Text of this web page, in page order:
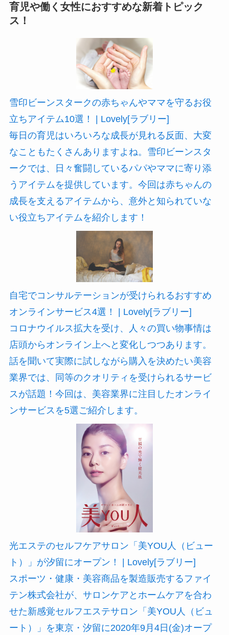
育児や働く女性におすすめな新着トピック
ス！
雪印ビーンスタークの赤ちゃんやママを守るお役
立ちアイテム10選！ | Lovely[ラブリー]
毎日の育児はいろいろな成長が見れる反面、大変
なこともたくさんありますよね。雪印ビーンスタ
ークでは、日々奮闘しているパパやママに寄り添
うアイテムを提供しています。今回は赤ちゃんの
成長を支えるアイテムから、意外と知られていな
い役立ちアイテムを紹介します！
自宅でコンサルテーションが受けられるおすすめ
オンラインサービス4選！ | Lovely[ラブリー]
コロナウイルス拡大を受け、人々の買い物事情は
店頭からオンライン上へと変化しつつあります。
話を聞いて実際に試しながら購入を決めたい美容
業界では、同等のクオリティを受けられるサービ
スが話題！今回は、美容業界に注目したオンライ
ンサービスを5選ご紹介します。
光エステのセルフケアサロン「美YOU人（ビュー
ト）」が汐留にオープン！ | Lovely[ラブリー]
スポーツ・健康・美容商品を製造販売するファイ
テン株式会社が、サロンケアとホームケアを合わ
せた新感覚セルフエステサロン「美YOU人（ビュ
ート）」を東京・汐留に2020年9月4日(金)オープ